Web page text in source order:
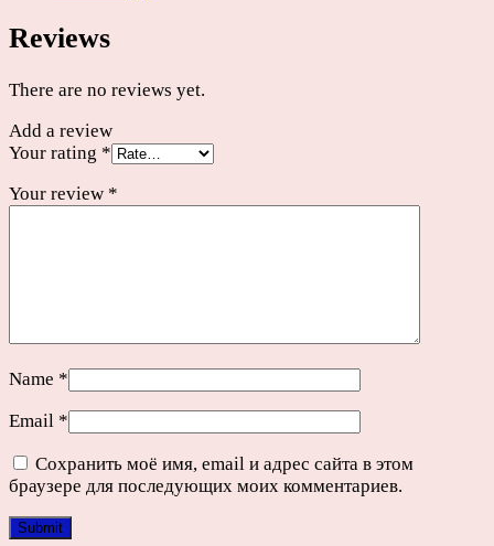
Reviews
There are no reviews yet.
Add a review
Your rating *
Your review *
Name *
Email *
Сохранить моё имя, email и адрес сайта в этом
браузере для последующих моих комментариев.